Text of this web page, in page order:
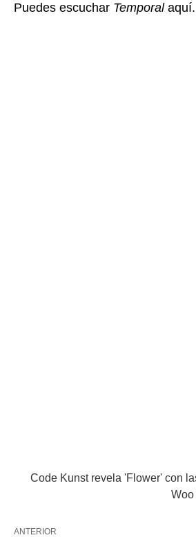
Puedes escuchar Temporal aquí.
Code Kunst revela 'Flower' con
Woo
ANTERIOR